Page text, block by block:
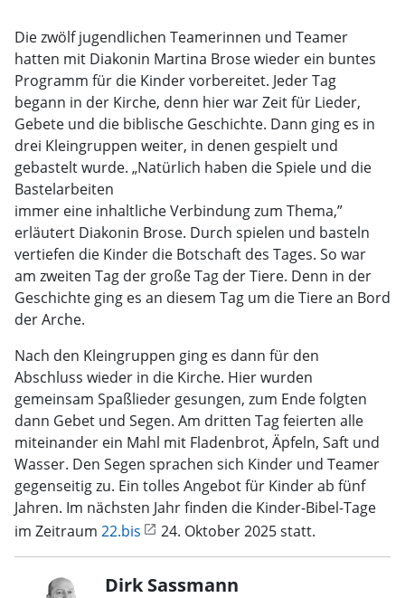
Die zwölf jugendlichen Teamerinnen und Teamer
hatten mit Diakonin Martina Brose wieder ein buntes
Programm für die Kinder vorbereitet. Jeder Tag
begann in der Kirche, denn hier war Zeit für Lieder,
Gebete und die biblische Geschichte. Dann ging es in
drei Kleingruppen weiter, in denen gespielt und
gebastelt wurde. „Natürlich haben die Spiele und die
Bastelarbeiten
immer eine inhaltliche Verbindung zum Thema,”
erläutert Diakonin Brose. Durch spielen und basteln
vertiefen die Kinder die Botschaft des Tages. So war
am zweiten Tag der große Tag der Tiere. Denn in der
Geschichte ging es an diesem Tag um die Tiere an Bord
der Arche.
Nach den Kleingruppen ging es dann für den
Abschluss wieder in die Kirche. Hier wurden
gemeinsam Spaßlieder gesungen, zum Ende folgten
dann Gebet und Segen. Am dritten Tag feierten alle
miteinander ein Mahl mit Fladenbrot, Äpfeln, Saft und
Wasser. Den Segen sprachen sich Kinder und Teamer
gegenseitig zu. Ein tolles Angebot für Kinder ab fünf
Jahren. Im nächsten Jahr finden die Kinder-Bibel-Tage
im Zeitraum 22.bis 24. Oktober 2025 statt.
Dirk Sassmann